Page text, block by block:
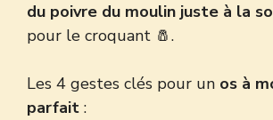
du poivre du moulin juste à la
pour le croquant 🧂.
Les 4 gestes clés pour un os à
parfait :